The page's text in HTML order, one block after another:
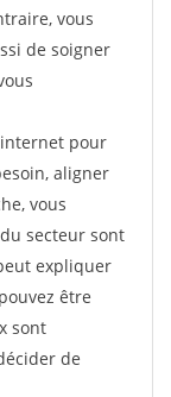
vous
de soigner
pour
aligner
vous
secteur sont
expliquer
être
sont
de